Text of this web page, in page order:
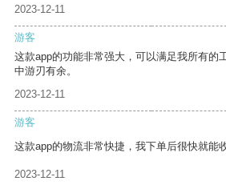
2023-12-11
游客
这款app的功能非常强大，可以满足我所有的
中游刃有余。
2023-12-11
游客
这款app的物流非常快捷，我下单后很快就能
2023-12-11